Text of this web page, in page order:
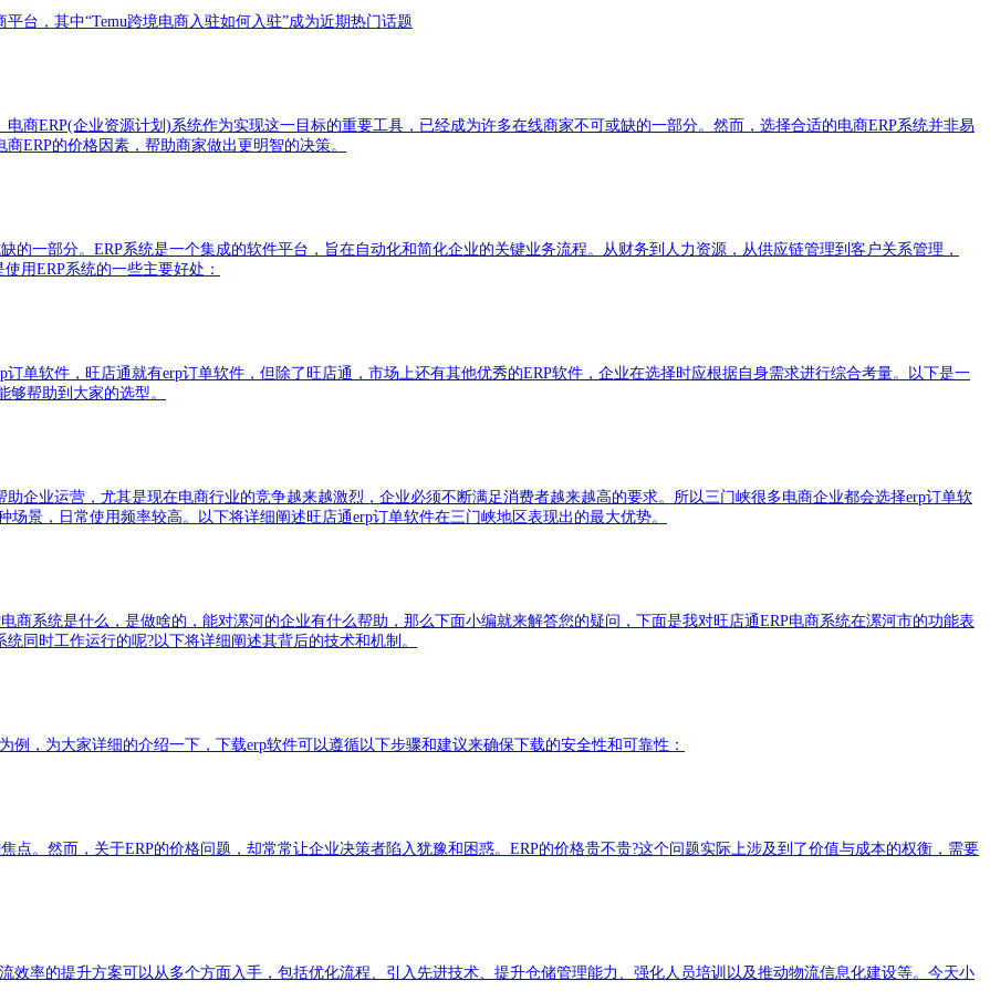
台，其中“Temu跨境电商入驻如何入驻”成为近期热门话题
商ERP(企业资源计划)系统作为实现这一目标的重要工具，已经成为许多在线商家不可或缺的一部分。然而，选择合适的电商ERP系统并非易
ERP的价格因素，帮助商家做出更明智的决策。
一部分。ERP系统是一个集成的软件平台，旨在自动化和简化企业的关键业务流程。从财务到人力资源，从供应链管理到客户关系管理，
用ERP系统的一些主要好处：
单软件，旺店通就有erp订单软件，但除了旺店通，市场上还有其他优秀的ERP软件，企业在选择时应根据自身需求进行综合考量。以下是一
帮助到大家的选型。
企业运营，尤其是现在电商行业的竞争越来越激烈，企业必须不断满足消费者越来越高的要求。所以三门峡很多电商企业都会选择erp订单软
景，日常使用频率较高。以下将详细阐述旺店通erp订单软件在三门峡地区表现出的最大优势。
商系统是什么，是做啥的，能对漯河的企业有什么帮助，那么下面小编就来解答您的疑问，下面是我对旺店通ERP电商系统在漯河市的功能表
同时工作运行的呢?以下将详细阐述其背后的技术和机制。
例，为大家详细的介绍一下，下载erp软件可以遵循以下步骤和建议来确保下载的安全性和可靠性：
点。然而，关于ERP的价格问题，却常常让企业决策者陷入犹豫和困惑。ERP的价格贵不贵?这个问题实际上涉及到了价值与成本的权衡，需要
效率的提升方案可以从多个方面入手，包括优化流程、引入先进技术、提升仓储管理能力、强化人员培训以及推动物流信息化建设等。今天小